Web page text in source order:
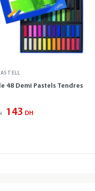
48 Demi Pastels Tendres
143 DH